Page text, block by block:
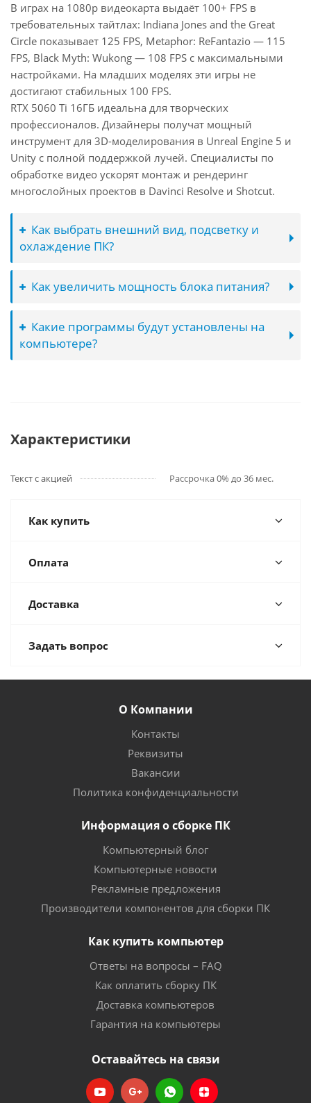
В играх на 1080p видеокарта выдаёт 100+ FPS в
требовательных тайтлах: Indiana Jones and the Great
Circle показывает 125 FPS, Metaphor: ReFantazio — 115
FPS, Black Myth: Wukong — 108 FPS с максимальными
настройками. На младших моделях эти игры не
достигают стабильных 100 FPS.
RTX 5060 Ti 16ГБ идеальна для творческих
профессионалов. Дизайнеры получат мощный
инструмент для 3D-моделирования в Unreal Engine 5 и
Unity с полной поддержкой лучей. Специалисты по
обработке видео ускорят монтаж и рендеринг
многослойных проектов в Davinci Resolve и Shotcut.
Как выбрать внешний вид, подсветку и
охлаждение ПК?
Как увеличить мощность блока питания?
Какие программы будут установлены на
компьютере?
Характеристики
Текст с акцией Рассрочка 0% до 36 мес.
Как купить
Оплата
Доставка
Задать вопрос
О Компании
Контакты
Реквизиты
Вакансии
Политика конфиденциальности
Информация о сборке ПК
Компьютерный блог
Компьютерные новости
Рекламные предложения
Производители компонентов для сборки ПК
Как купить компьютер
Ответы на вопросы – FAQ
Как оплатить сборку ПК
Доставка компьютеров
Гарантия на компьютеры
Оставайтесь на связи